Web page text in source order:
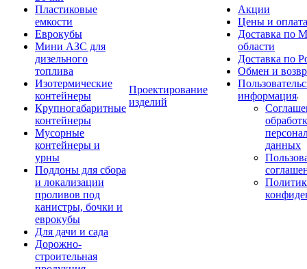
Пластиковые
емкости
Еврокубы
Мини АЗС для
дизельного
топлива
Изотермические
контейнеры
Крупногабаритные
контейнеры
Мусорные
контейнеры и
урны
Поддоны для сбора
и локализации
проливов под
канистры, бочки и
еврокубы
Для дачи и сада
Дорожно-
строительная
Проектирование
изделий
Акции
Цены и оплата
Доставка по
области
Доставка по
Обмен и
информация
данных